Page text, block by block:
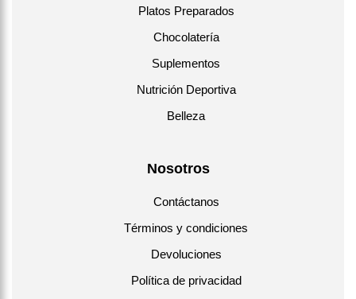
Platos Preparados
Chocolatería
Suplementos
Nutrición Deportiva
Belleza
Nosotros
Contáctanos
Términos y condiciones
Devoluciones
Política de privacidad